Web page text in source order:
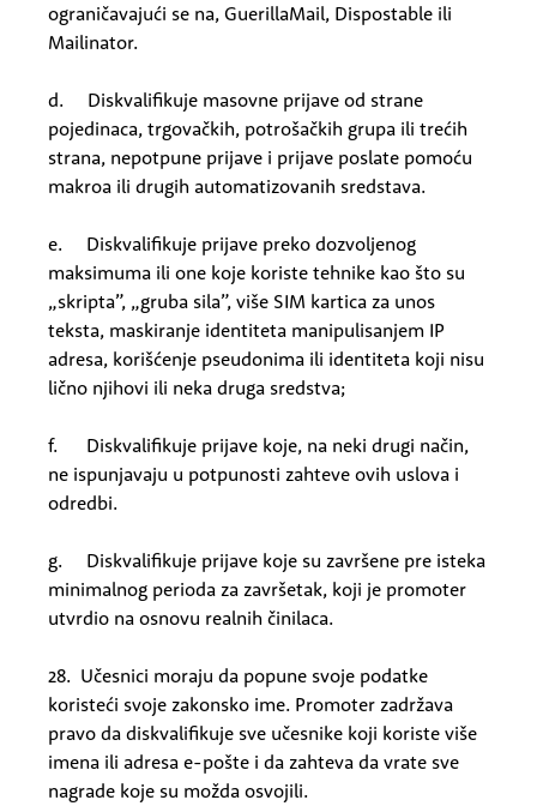
ograničavajući se na, GuerillaMail, Dispostable ili
Mailinator.
d. Diskvalifikuje masovne prijave od strane
pojedinaca, trgovačkih, potrošačkih grupa ili trećih
strana, nepotpune prijave i prijave poslate pomoću
makroa ili drugih automatizovanih sredstava.
e. Diskvalifikuje prijave preko dozvoljenog
maksimuma ili one koje koriste tehnike kao što su
„skripta”, „gruba sila”, više SIM kartica za unos
teksta, maskiranje identiteta manipulisanjem IP
adresa, korišćenje pseudonima ili identiteta koji nisu
lično njihovi ili neka druga sredstva;
f. Diskvalifikuje prijave koje, na neki drugi način,
ne ispunjavaju u potpunosti zahteve ovih uslova i
odredbi.
g. Diskvalifikuje prijave koje su završene pre isteka
minimalnog perioda za završetak, koji je promoter
utvrdio na osnovu realnih činilaca.
28. Učesnici moraju da popune svoje podatke
koristeći svoje zakonsko ime. Promoter zadržava
pravo da diskvalifikuje sve učesnike koji koriste više
imena ili adresa e-pošte i da zahteva da vrate sve
nagrade koje su možda osvojili.